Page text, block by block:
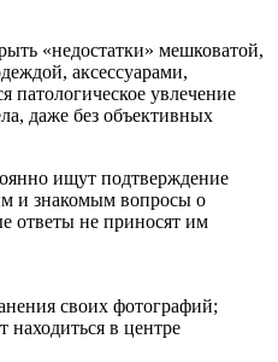
«недостатки» мешковатой,
аксессуарами,
патологическое увлечение
даже без объективных
ищут подтверждение
и знакомым вопросы о
ответы не приносят им
своих фотографий;
в центре